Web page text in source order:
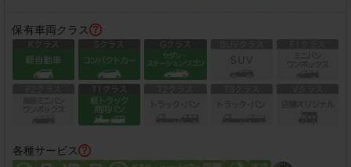
保有車両クラス
各種サービス